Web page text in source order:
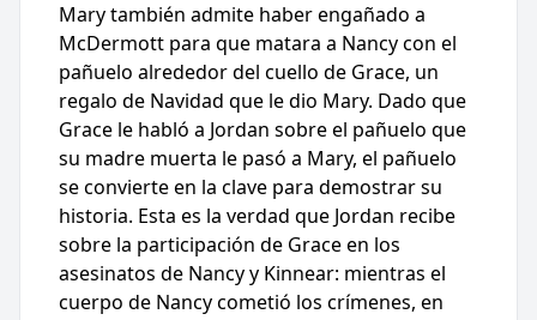
Mary también admite haber engañado a
McDermott para que matara a Nancy con el
pañuelo alrededor del cuello de Grace, un
regalo de Navidad que le dio Mary. Dado que
Grace le habló a Jordan sobre el pañuelo que
su madre muerta le pasó a Mary, el pañuelo
se convierte en la clave para demostrar su
historia. Esta es la verdad que Jordan recibe
sobre la participación de Grace en los
asesinatos de Nancy y Kinnear: mientras el
cuerpo de Nancy cometió los crímenes, en